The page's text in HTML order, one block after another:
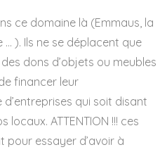
ce domaine là (Emmaus, la
). Ils ne se déplacent que
dons d’objets ou meubles
financer leur
qui soit disant
ATTENTION !!! ces
pour essayer d’avoir à